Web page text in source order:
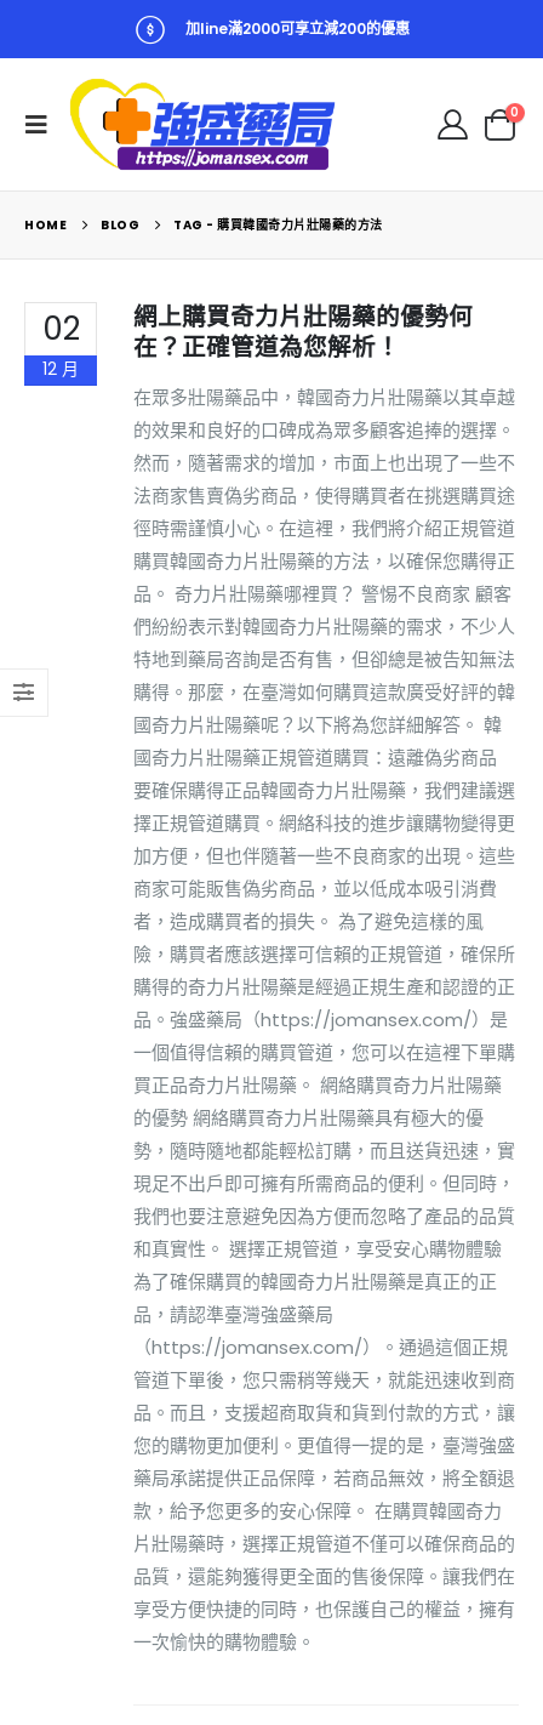
加line滿2000可享立減200的優惠
0
HOME BLOG TAG - 購買韓國奇力片壯陽藥的方法
02
12 月
網上購買奇力片壯陽藥的優勢何
在？正確管道為您解析！
在眾多壯陽藥品中，韓國奇力片壯陽藥以其卓越
的效果和良好的口碑成為眾多顧客追捧的選擇。
然而，隨著需求的增加，市面上也出現了一些不
法商家售賣偽劣商品，使得購買者在挑選購買途
徑時需謹慎小心。在這裡，我們將介紹正規管道
購買韓國奇力片壯陽藥的方法，以確保您購得正
品。 奇力片壯陽藥哪裡買？ 警惕不良商家 顧客
們紛紛表示對韓國奇力片壯陽藥的需求，不少人
特地到藥局咨詢是否有售，但卻總是被告知無法
購得。那麼，在臺灣如何購買這款廣受好評的韓
國奇力片壯陽藥呢？以下將為您詳細解答。 韓
國奇力片壯陽藥正規管道購買：遠離偽劣商品
要確保購得正品韓國奇力片壯陽藥，我們建議選
擇正規管道購買。網絡科技的進步讓購物變得更
加方便，但也伴隨著一些不良商家的出現。這些
商家可能販售偽劣商品，並以低成本吸引消費
者，造成購買者的損失。 為了避免這樣的風
險，購買者應該選擇可信賴的正規管道，確保所
購得的奇力片壯陽藥是經過正規生產和認證的正
品。強盛藥局（https://jomansex.com/）是
一個值得信賴的購買管道，您可以在這裡下單購
買正品奇力片壯陽藥。 網絡購買奇力片壯陽藥
的優勢 網絡購買奇力片壯陽藥具有極大的優
勢，隨時隨地都能輕松訂購，而且送貨迅速，實
現足不出戶即可擁有所需商品的便利。但同時，
我們也要注意避免因為方便而忽略了產品的品質
和真實性。 選擇正規管道，享受安心購物體驗
為了確保購買的韓國奇力片壯陽藥是真正的正
品，請認準臺灣強盛藥局
（https://jomansex.com/）。通過這個正規
管道下單後，您只需稍等幾天，就能迅速收到商
品。而且，支援超商取貨和貨到付款的方式，讓
您的購物更加便利。更值得一提的是，臺灣強盛
藥局承諾提供正品保障，若商品無效，將全額退
款，給予您更多的安心保障。 在購買韓國奇力
片壯陽藥時，選擇正規管道不僅可以確保商品的
品質，還能夠獲得更全面的售後保障。讓我們在
享受方便快捷的同時，也保護自己的權益，擁有
一次愉快的購物體驗。